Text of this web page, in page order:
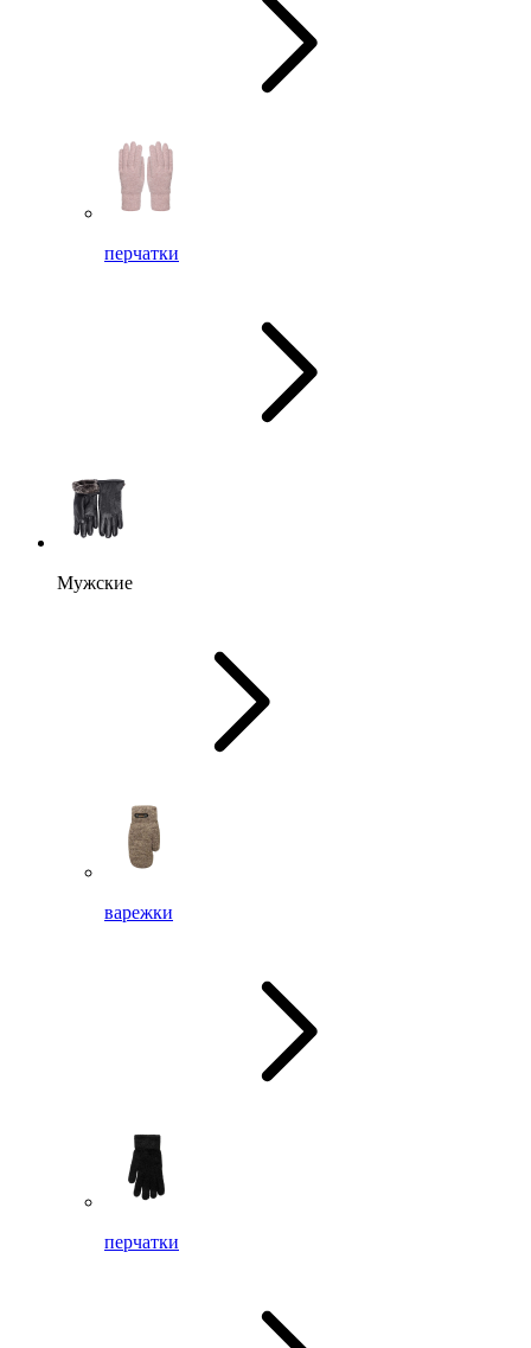
перчатки
Мужские
варежки
перчатки